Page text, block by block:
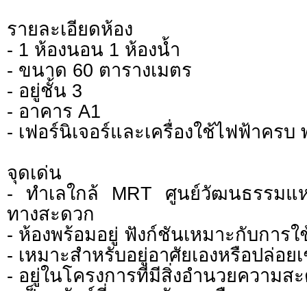
รายละเอียดห้อง
- 1 ห้องนอน 1 ห้องน้ำ
- ขนาด 60 ตารางเมตร
- อยู่ชั้น 3
- อาคาร A1
- เฟอร์นิเจอร์และเครื่องใช้ไฟฟ้าครบ
จุดเด่น
- ทำเลใกล้ MRT ศูนย์วัฒนธรรมแ
ทางสะดวก
- ห้องพร้อมอยู่ ฟังก์ชันเหมาะกับการใ
- เหมาะสำหรับอยู่อาศัยเองหรือปล่อย
- อยู่ในโครงการที่มีสิ่งอำนวยความส